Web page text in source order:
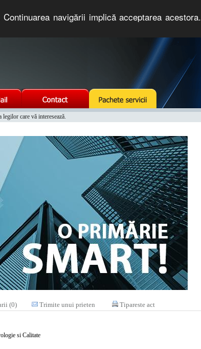
navigării implică acceptarea acestora.
care vă interesează.
(0) Trimite unui prieten Tipareste act
si Calitate